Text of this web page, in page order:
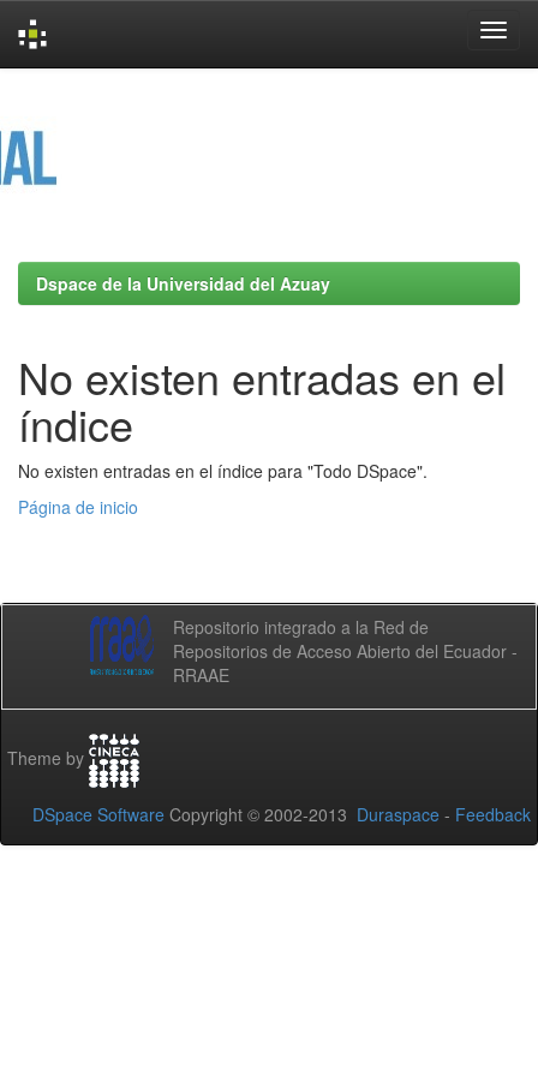
Dspace de la Universidad del Azuay
No existen entradas en el
índice
No existen entradas en el índice para "Todo DSpace".
Página de inicio
Repositorio integrado a la Red de
Repositorios de Acceso Abierto del Ecuador -
RRAAE
Theme by
DSpace Software Copyright © 2002-2013 Duraspace - Feedback